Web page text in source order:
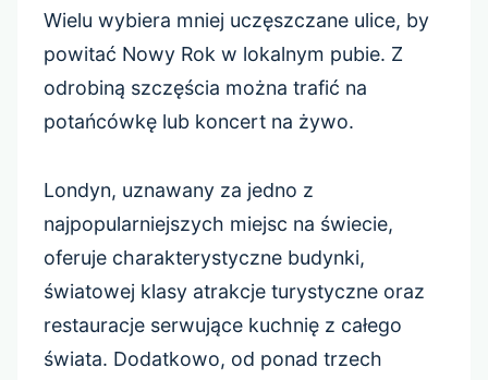
Wielu wybiera mniej uczęszczane ulice, by
powitać Nowy Rok w lokalnym pubie. Z
odrobiną szczęścia można trafić na
potańcówkę lub koncert na żywo.
Londyn, uznawany za jedno z
najpopularniejszych miejsc na świecie,
oferuje charakterystyczne budynki,
światowej klasy atrakcje turystyczne oraz
restauracje serwujące kuchnię z całego
świata. Dodatkowo, od ponad trzech